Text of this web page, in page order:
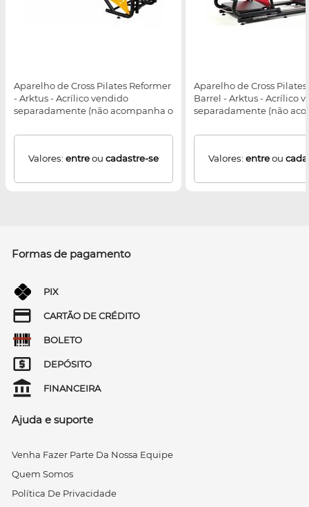
Aparelho de Cross Pilates Reformer
- Arktus - Acrílico vendido
separadamente (não acompanha o
Valores: entreou cadastre-se
Aparelho de Cross
Barrel - Arktus - Acrílico
separadamente (não
Valores: entreou
Formas de pagamento
PIX
CARTÃO DE CRÉDITO
BOLETO
DEPÓSITO
FINANCEIRA
Ajuda e suporte
Venha Fazer Parte Da Nossa Equipe
Quem Somos
Política De Privacidade